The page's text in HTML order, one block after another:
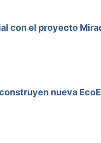
con el proyecto
nueva